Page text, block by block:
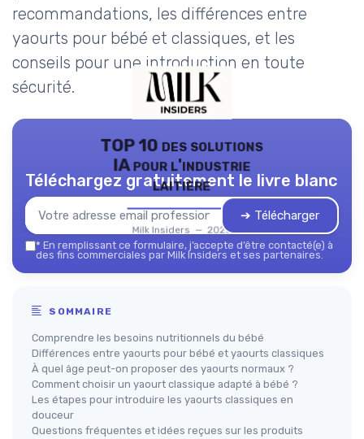
recommandations, les différences entre
yaourts pour bébé et classiques, et les
conseils pour une introduction en toute
sécurité.
TOP 10 des solutions
IA pour l'industrie
laitière
Milk Insiders — 2026
Téléchargez gratuitement le livre blanc
➔ Télécharger
* En remplissant ce formulaire, j’accepte d’être contacté(e) à
des fins commerciales par Milk Insiders et ses partenaires.
SOMMAIRE
Comprendre les besoins nutritionnels du bébé
Différences entre yaourts pour bébé et yaourts classiques
À quel âge peut-on proposer des yaourts normaux ?
Comment choisir un yaourt classique adapté à bébé ?
Les étapes pour introduire les yaourts classiques en
douceur
Questions fréquentes et idées reçues sur les produits